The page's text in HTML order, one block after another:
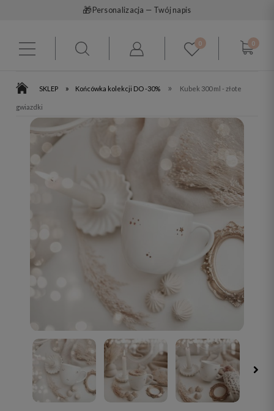
🎁 Personalizacja — Twój napis
0 0
SKLEP » Końcówka kolekcji DO -30% » Kubek 300 ml - złote
gwiazdki